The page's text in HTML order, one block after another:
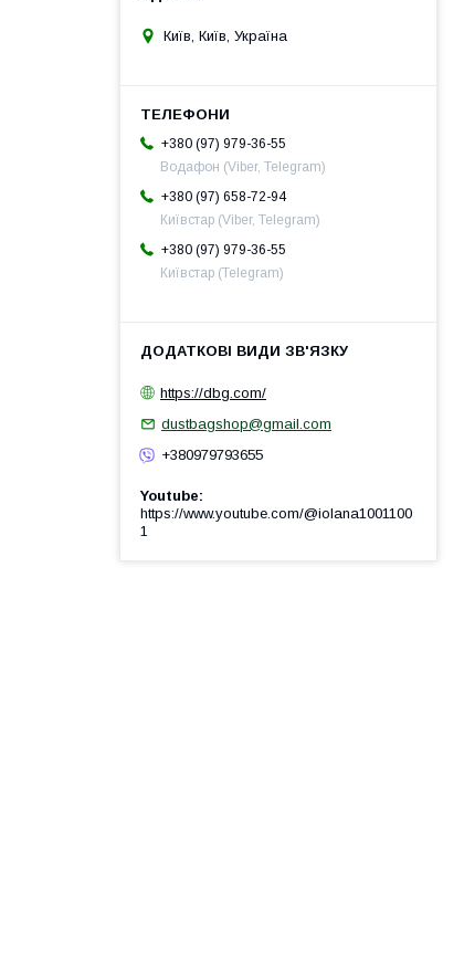
Київ, Київ, Україна
+380 (97) 979-36-55
Водафон (Viber, Telegram)
+380 (97) 658-72-94
Київстар (Viber, Telegram)
+380 (97) 979-36-55
Київстар (Telegram)
https://dbg.com/
dustbagshop@gmail.com
+380979793655
Youtube
https://www.youtube.com/@iolana1001100
1